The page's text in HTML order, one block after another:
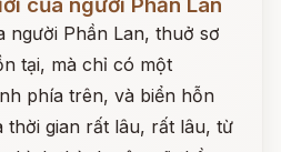
người Phần Lan, thuở sơ
tại, mà chỉ có một
phía trên, và biển hỗn
thời gian rất lâu, rất lâu, từ